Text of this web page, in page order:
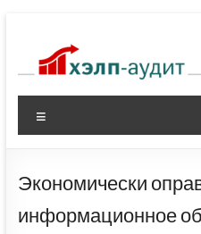
содержимому
Экономически
информационное